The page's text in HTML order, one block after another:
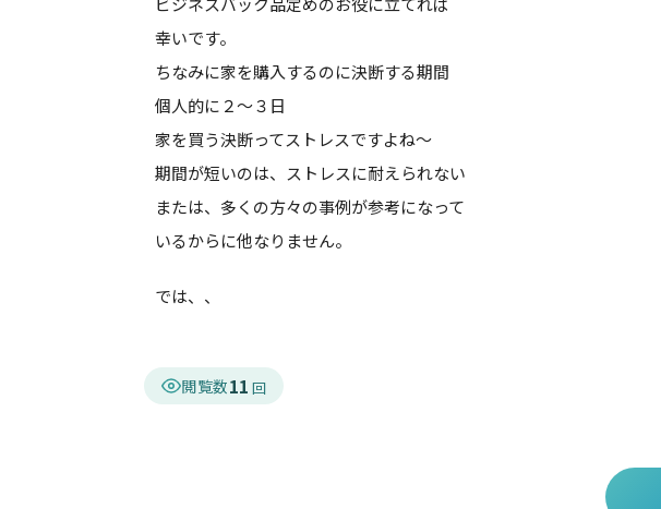
幸いです。
ちなみに家を購入するのに決断する期間
個人的に２～３日
家を買う決断ってストレスですよね～
期間が短いのは、ストレスに耐えられない
または、多くの方々の事例が参考になって
いるからに他なりません。
では、、
閲覧数11